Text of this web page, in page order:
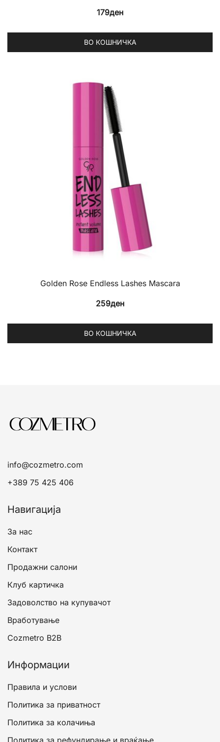
179ден
ВО КОШНИЧКА
Golden Rose Endless Lashes Mascara
259ден
ВО КОШНИЧКА
info@cozmetro.com
+389 75 425 406
Навигација
За нас
Контакт
Продажни салони
Клуб картичка
Задоволство на купувачот
Вработување
Cozmetro B2B
Информации
Правила и услови
Политика за приватност
Политика за колачиња